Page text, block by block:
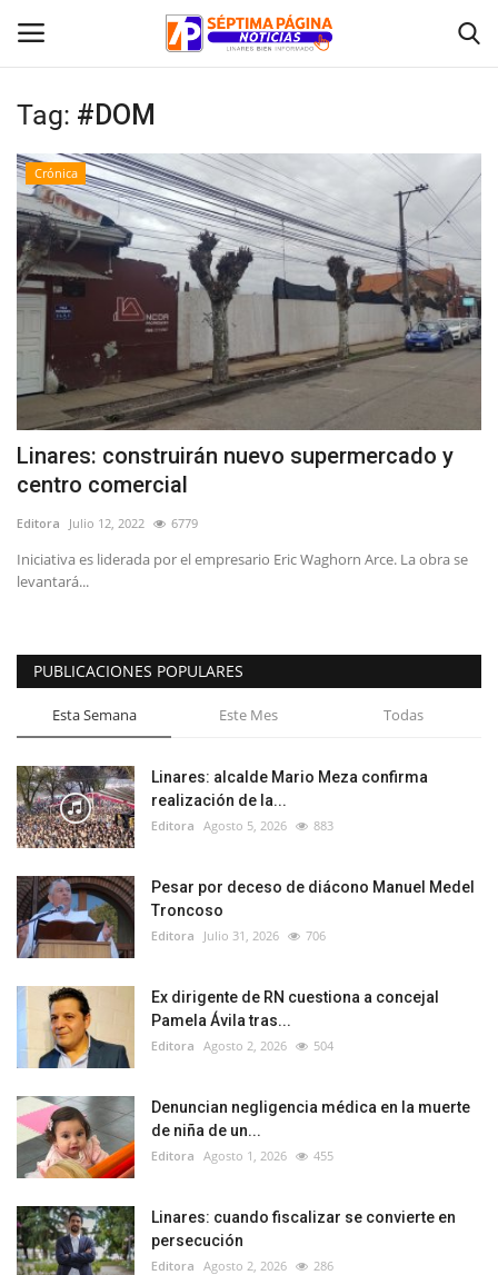
Inicio
Crónica
Policial
Tribunales
Deporte
Política
Espectáculos
Tag: #DOM
Crónica
Linares: construirán nuevo supermercado y
centro comercial
Editora Julio 12, 2022 6779
Iniciativa es liderada por el empresario Eric Waghorn Arce. La obra se
levantará...
PUBLICACIONES POPULARES
Esta Semana Este Mes Todas
Linares: alcalde Mario Meza confirma
realización de la...
Editora Agosto 5, 2026 883
Pesar por deceso de diácono Manuel Medel
Troncoso
Editora Julio 31, 2026 706
Ex dirigente de RN cuestiona a concejal
Pamela Ávila tras...
Editora Agosto 2, 2026 504
Denuncian negligencia médica en la muerte
de niña de un...
Editora Agosto 1, 2026 455
Linares: cuando fiscalizar se convierte en
persecución
Editora Agosto 2, 2026 286